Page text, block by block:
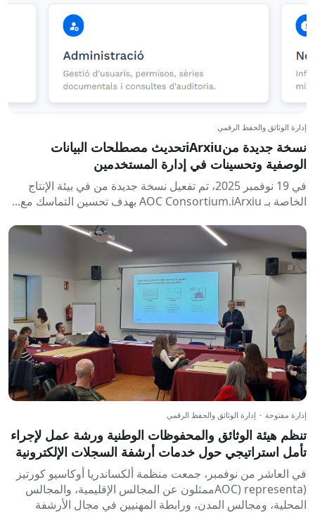
إدارة الوثائق والحفظ الرقمي
نسخة جديدة منiArxiuتحديث مصطلحات البيانات
الوصفية وتحسينات في إدارة المستخدمين
في 19 نوفمبر 2025، تم تفعيل نسخة جديدة من في بيئة الإنتاج
الخاصة بـ AOC Consortium.iArxiu بهدف تحسين التماسك مع...
إدارة مفتوحة · إدارة الوثائق والحفظ الرقمي
تنظم هيئة الوثائق والمحفوظات الوطنية ورشة عمل لإجراء
تأمل استراتيجي حول خدمات أرشفة السجلات الإلكترونية
التي تقدمها الهيئة
في العاشر من نوفمبر، جمعت منظمة ألكساندريا أوكاسيو كورتيز
(AOC) representaممثلون عن المجالس الإقليمية، والمجالس
المحلية، ومجالس المدن، ورابطة المهنيين في مجال الأرشفة